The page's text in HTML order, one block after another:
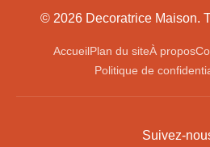
© 2026 Decoratrice Maison.
AccueilPlan du siteÀ propos
Politique de
Suivez-